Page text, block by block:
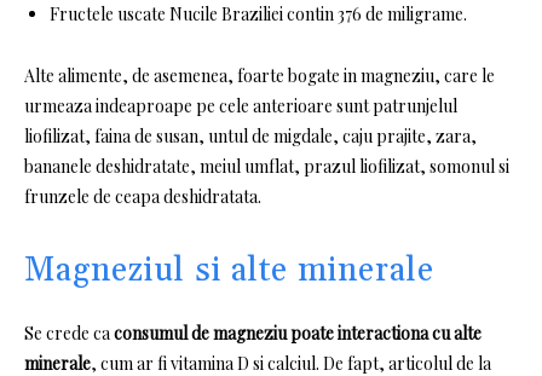
Fructele uscate Nucile Braziliei contin 376 de miligrame.
Alte alimente, de asemenea, foarte bogate in magneziu, care le
urmeaza indeaproape pe cele anterioare sunt patrunjelul
liofilizat, faina de susan, untul de migdale, caju prajite, zara,
bananele deshidratate, meiul umflat, prazul liofilizat, somonul si
frunzele de ceapa deshidratata.
Magneziul si alte minerale
Se crede caconsumul de magneziu poate interactiona cu alte
minerale, cum ar fi vitamina D si calciul. De fapt, articolul de la